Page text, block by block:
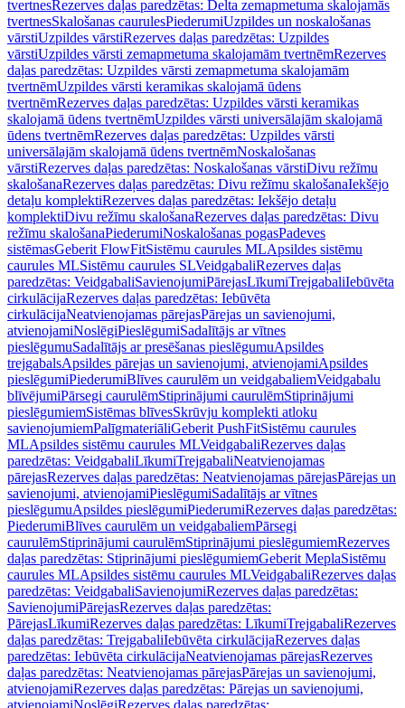
tvertnesRezerves daļas paredzētas: Delta zemapmetuma skalojamās
tvertnesSkalošanas caurulesPiederumiUzpildes un noskalošanas
vārstiUzpildes vārstiRezerves daļas paredzētas: Uzpildes
vārstiUzpildes vārsti zemapmetuma skalojamām tvertnēmRezerves
daļas paredzētas: Uzpildes vārsti zemapmetuma skalojamām
tvertnēmUzpildes vārsti keramikas skalojamā ūdens
tvertnēmRezerves daļas paredzētas: Uzpildes vārsti keramikas
skalojamā ūdens tvertnēmUzpildes vārsti universālajām skalojamā
ūdens tvertnēmRezerves daļas paredzētas: Uzpildes vārsti
universālajām skalojamā ūdens tvertnēmNoskalošanas
vārstiRezerves daļas paredzētas: Noskalošanas vārstiDivu režīmu
skalošanaRezerves daļas paredzētas: Divu režīmu skalošanaIekšējo
detaļu komplektiRezerves daļas paredzētas: Iekšējo detaļu
komplektiDivu režīmu skalošanaRezerves daļas paredzētas: Divu
režīmu skalošanaPiederumiNoskalošanas pogasPadeves
sistēmasGeberit FlowFitSistēmu caurules MLApsildes sistēmu
caurules MLSistēmu caurules SLVeidgabaliRezerves daļas
paredzētas: VeidgabaliSavienojumiPārejasLīkumiTrejgabaliIebūvēta
cirkulācijaRezerves daļas paredzētas: Iebūvēta
cirkulācijaNeatvienojamas pārejasPārejas un savienojumi,
atvienojamiNoslēgiPieslēgumiSadalītājs ar vītnes
pieslēgumuSadalītājs ar presēšanas pieslēgumuApsildes
trejgabalsApsildes pārejas un savienojumi, atvienojamiApsildes
pieslēgumiPiederumiBlīves caurulēm un veidgabaliemVeidgabalu
blīvējumiPārsegi caurulēmStiprinājumi caurulēmStiprinājumi
pieslēgumiemSistēmas blīvesSkrūvju komplekti atloku
savienojumiemPalīgmateriāliGeberit PushFitSistēmu caurules
MLApsildes sistēmu caurules MLVeidgabaliRezerves daļas
paredzētas: VeidgabaliLīkumiTrejgabaliNeatvienojamas
pārejasRezerves daļas paredzētas: Neatvienojamas pārejasPārejas un
savienojumi, atvienojamiPieslēgumiSadalītājs ar vītnes
pieslēgumuApsildes pieslēgumiPiederumiRezerves daļas paredzētas:
PiederumiBlīves caurulēm un veidgabaliemPārsegi
caurulēmStiprinājumi caurulēmStiprinājumi pieslēgumiemRezerves
daļas paredzētas: Stiprinājumi pieslēgumiemGeberit MeplaSistēmu
caurules MLApsildes sistēmu caurules MLVeidgabaliRezerves daļas
paredzētas: VeidgabaliSavienojumiRezerves daļas paredzētas:
SavienojumiPārejasRezerves daļas paredzētas:
PārejasLīkumiRezerves daļas paredzētas: LīkumiTrejgabaliRezerves
daļas paredzētas: TrejgabaliIebūvēta cirkulācijaRezerves daļas
paredzētas: Iebūvēta cirkulācijaNeatvienojamas pārejasRezerves
daļas paredzētas: Neatvienojamas pārejasPārejas un savienojumi,
atvienojamiRezerves daļas paredzētas: Pārejas un savienojumi,
atvienojamiNoslēgiRezerves daļas paredzētas: